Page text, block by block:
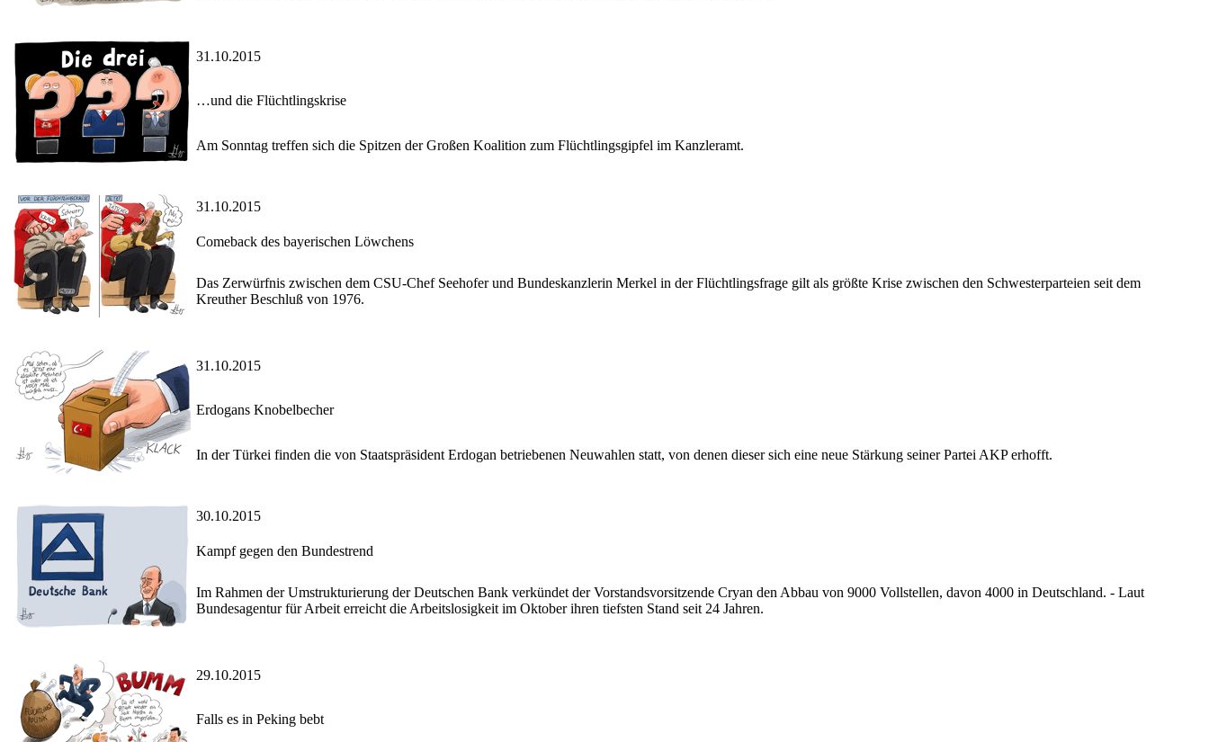
31.10.2015
…und die Flüchtlingskrise
Am Sonntag treffen sich die Spitzen der Großen Koalition zum Flüchtlingsgipfel im Kanzleramt.
31.10.2015
Comeback des bayerischen Löwchens
Das Zerwürfnis zwischen dem CSU-Chef Seehofer und Bundeskanzlerin Merkel in der Flüchtlingsfrage gilt als größte Krise zwischen den Schwesterparteien seit dem
Kreuther Beschluß von 1976.
31.10.2015
Erdogans Knobelbecher
In der Türkei finden die von Staatspräsident Erdogan betriebenen Neuwahlen statt, von denen dieser sich eine neue Stärkung seiner Partei AKP erhofft.
30.10.2015
Kampf gegen den Bundestrend
Im Rahmen der Umstrukturierung der Deutschen Bank verkündet der Vorstandsvorsitzende Cryan den Abbau von 9000 Vollstellen, davon 4000 in Deutschland. - Laut
Bundesagentur für Arbeit erreicht die Arbeitslosigkeit im Oktober ihren tiefsten Stand seit 24 Jahren.
29.10.2015
Falls es in Peking bebt